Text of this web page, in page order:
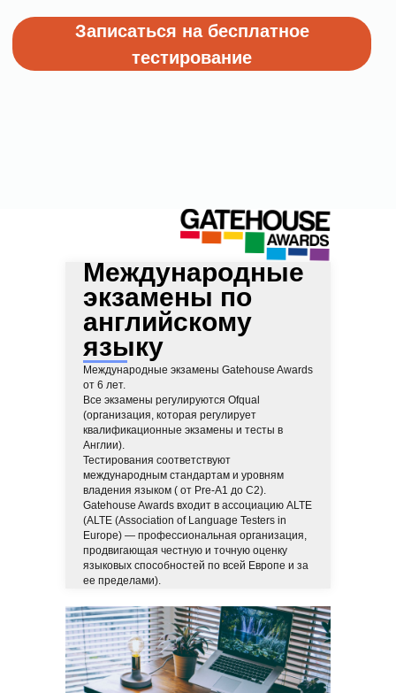
Международные
экзамены по
английскому
языку
Международные экзамены Gatehouse Awards
от 6 лет.
Все экзамены регулируются Ofqual
(организация, которая регулирует
квалификационные экзамены и тесты в
Англии).
Тестирования соответствуют
международным стандартам и уровням
владения языком ( от Pre-A1 до C2).
Gatehouse Awards входит в ассоциацию ALTE
(ALTE (Association of Language Testers in
Europe) — профессиональная организация,
продвигающая честную и точную оценку
языковых способностей по всей Европе и за
ее пределами).